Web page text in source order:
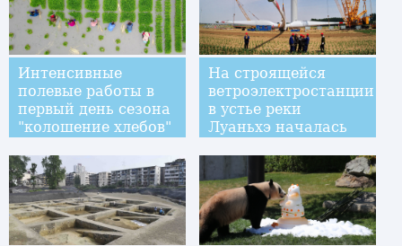
Интенсивные
полевые работы в
первый день сезона
"колошение хлебов"
На строящейся
ветроэлектростанции
в устье реки
Луаньхэ началась
ветрогенераторов